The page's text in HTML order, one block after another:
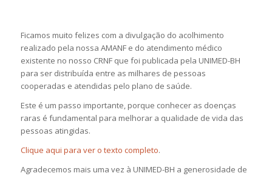
Ficamos muito felizes com a divulgação do acolhimento
realizado pela nossa AMANF e do atendimento médico
existente no nosso CRNF que foi publicada pela UNIMED-BH
para ser distribuída entre as milhares de pessoas
cooperadas e atendidas pelo plano de saúde.
Este é um passo importante, porque conhecer as doenças
raras é fundamental para melhorar a qualidade de vida das
pessoas atingidas.
Clique aqui para ver o texto completo.
Agradecemos mais uma vez à UNIMED-BH a generosidade de